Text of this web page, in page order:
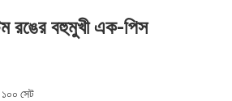
রঙের বহুমুখী এক-পিস
১০০ সেট